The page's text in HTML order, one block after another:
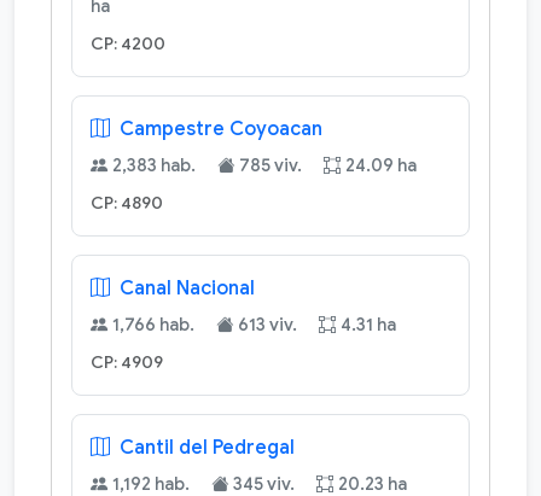
ha
CP: 4200
Campestre Coyoacan
2,383 hab. 785 viv. 24.09 ha
CP: 4890
Canal Nacional
1,766 hab. 613 viv. 4.31 ha
CP: 4909
Cantil del Pedregal
1,192 hab. 345 viv. 20.23 ha